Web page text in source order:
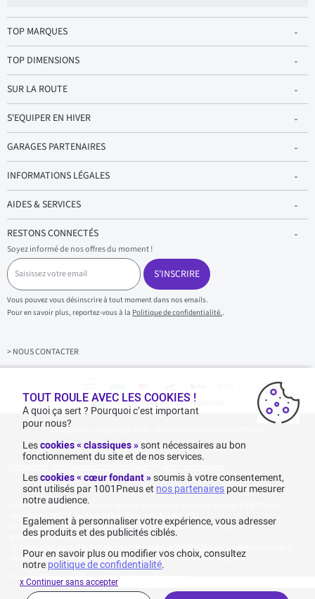
TOP MARQUES
TOP DIMENSIONS
SUR LA ROUTE
S'EQUIPER EN HIVER
GARAGES PARTENAIRES
INFORMATIONS LÉGALES
AIDES & SERVICES
RESTONS CONNECTÉS
Soyez informé de nos offres du moment !
S
a
i
s
i
s
z
v
S'INSCRIRE
Vous pouvez vous désinscrire à tout moment dans nos emails.
Pour en savoir plus, reportez-vous à la Politique de confidentialité..
> NOUS CONTACTER
Achats & paiements 100% sécurisés
1001pneus - Copyright 2026 - Tous droits réservés 1001Pneus
Livraison gratuite : pour tout achat d'un montant supérieur ou égal à 70€ TTC (en-
dessous de 70€ TTC, les frais de livraison sont de 7,90€ TTC).
Tarif catalogue manufacturier en vigueur non remisé. Ne reflète pas le tarif
généralement constaté sur le site.
Agrégation des notes Avis Vérifiés constatées le 23/02/2026 basé sur 468 avis sur les 12
derniers mois et un total de 623 avis depuis le 03/06/2022 pour la Belgique.
* Voir conditions des offres commerciales en
TOUT ROULE AVEC LES COOKIES !
A quoi ça sert ? Pourquoi c’est important
pour nous?
Lescookies « classiques »sont nécessaires au bon
fonctionnement du site et de nos services.
Lescookies « cœur fondant » soumis à votre consentement,
sont utilisés par 1001Pneus et nos partenaires pour mesurer
notre audience.
Egalement à personnaliser votre expérience, vous adresser
des produits et des publicités ciblés.
Pour en savoir plus ou modifier vos choix, consultez
notre politique de confidentialité.
x Continuer sans accepter